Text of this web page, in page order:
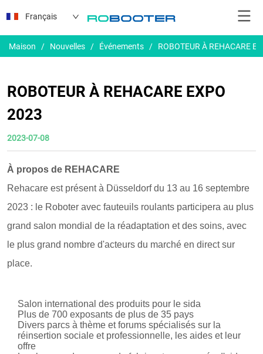
Français
Maison / Nouvelles / Événements / ROBOTEUR À REHACARE
ROBOTEUR À REHACARE EXPO
2023
2023-07-08
À propos de REHACARE
Rehacare est présent à Düsseldorf du 13 au 16 septembre
2023 : le Roboter avec fauteuils roulants participera au plus
grand salon mondial de la réadaptation et des soins, avec
le plus grand nombre d'acteurs du marché en direct sur
place.
Salon international des produits pour le sida
Plus de 700 exposants de plus de 35 pays
Divers parcs à thème et forums spécialisés sur la
réinsertion sociale et professionnelle, les aides et leur
offre